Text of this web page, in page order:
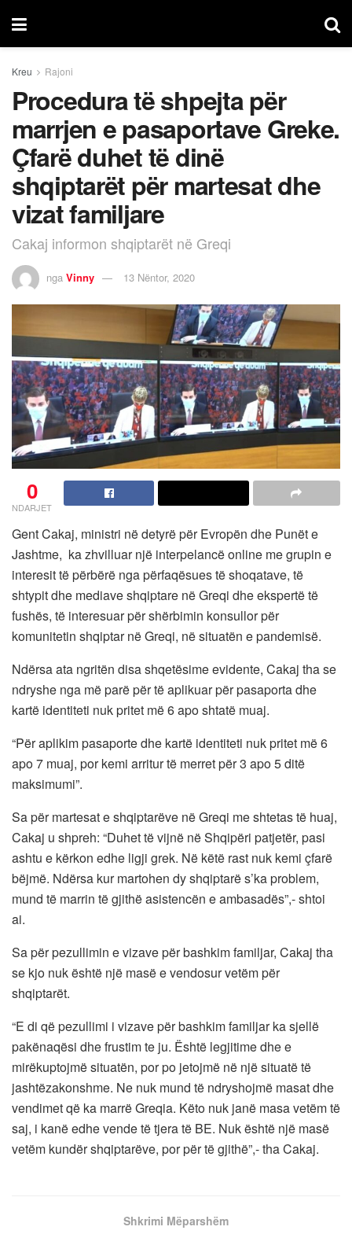
Kreu Rajoni
Procedura të shpejta për
marrjen e pasaportave Greke.
Çfarë duhet të dinë
shqiptarët për martesat dhe
vizat familjare
Cakaj informon shqiptarët në Greqi
nga Vinny 13 Nëntor, 2020
0
NDARJET
Gent Cakaj, ministri në detyrë për Evropën dhe Punët e
Jashtme, ka zhvilluar një interpelancë online me grupin e
interesit të përbërë nga përfaqësues të shoqatave, të
shtypit dhe mediave shqiptare në Greqi dhe ekspertë të
fushës, të interesuar për shërbimin konsullor për
komunitetin shqiptar në Greqi, në situatën e pandemisë.
Ndërsa ata ngritën disa shqetësime evidente, Cakaj tha se
ndryshe nga më parë për të aplikuar për pasaporta dhe
kartë identiteti nuk pritet më 6 apo shtatë muaj.
“Për aplikim pasaporte dhe kartë identiteti nuk pritet më 6
apo 7 muaj, por kemi arritur të merret për 3 apo 5 ditë
maksimumi”.
Sa për martesat e shqiptarëve në Greqi me shtetas të huaj,
Cakaj u shpreh: “Duhet të vijnë në Shqipëri patjetër, pasi
ashtu e kërkon edhe ligji grek. Në këtë rast nuk kemi çfarë
bëjmë. Ndërsa kur martohen dy shqiptarë s’ka problem,
mund të marrin të gjithë asistencën e ambasadës”,- shtoi
ai.
Sa për pezullimin e vizave për bashkim familjar, Cakaj tha
se kjo nuk është një masë e vendosur vetëm për
shqiptarët.
“E di që pezullimi i vizave për bashkim familjar ka sjellë
pakënaqësi dhe frustim te ju. Është legjitime dhe e
mirëkuptojmë situatën, por po jetojmë në një situatë të
jashtëzakonshme. Ne nuk mund të ndryshojmë masat dhe
vendimet që ka marrë Greqia. Këto nuk janë masa vetëm të
saj, i kanë edhe vende të tjera të BE. Nuk është një masë
vetëm kundër shqiptarëve, por për të gjithë”,- tha Cakaj.
Shkrimi Mëparshëm